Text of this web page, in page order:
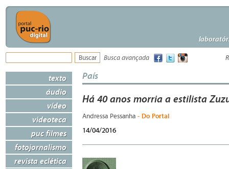
Busca avançada
texto
áudio
vídeo
videoteca
puc filmes
fotojornalismo
revista eclética
País
Há 40 anos morria a estilista
Andressa Pessanha - Do Portal
14/04/2016